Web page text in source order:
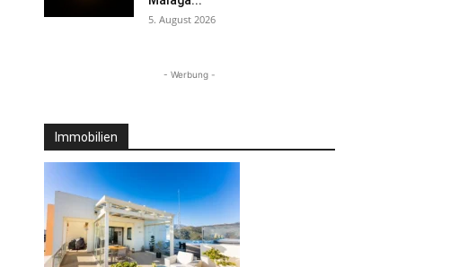
5. August 2026
- Werbung -
Immobilien